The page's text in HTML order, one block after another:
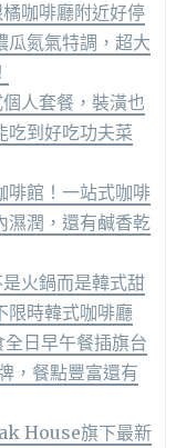
咖啡廳附近好停
瓜氮氣特調，超大
人套餐，裝潢也
吃到好吃功夫菜
啡館！一站式咖啡
濕潤，還有鹹香乾
火鍋而是韓式甜
限時韓式咖啡廳
日早午餐插旗台
，餐點豐富還有
House旗下最新